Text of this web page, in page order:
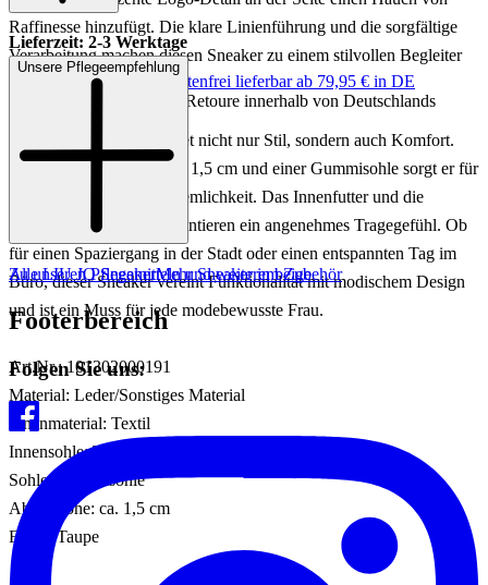
Raffinesse hinzufügt. Die klare Linienführung und die sorgfältige
Verarbeitung machen diesen Sneaker zu einem stilvollen Begleiter
für den Alltag.
Der LEWIS Sneaker bietet nicht nur Stil, sondern auch Komfort.
Mit einer Absatzhöhe von 1,5 cm und einer Gummisohle sorgt er für
optimalen Halt und Bequemlichkeit. Das Innenfutter und die
Innensohle aus Textil garantieren ein angenehmes Tragegefühl. Ob
für einen Spaziergang in der Stadt oder einen entspannten Tag im
Büro, dieser Sneaker vereint Funktionalität mit modischem Design
und ist ein Muss für jede modebewusste Frau.
Art.Nr.: 101302000191
Material: Leder/Sonstiges Material
Innenmaterial: Textil
Innensohle: Textil
Sohle: Gummisohle
Absatzhöhe: ca. 1,5 cm
Farbe: Taupe
Lieferzeit: 2-3 Werktage
Keine Versandkosten:
kostenfrei lieferbar ab 79,95 € in DE
Einfache und Kostenlose Retoure innerhalb von Deutschlands
Unsere Pflegeempfehlung
Zu unseren Pflegemitteln und weiterem Zubehör
Alle LIU JO SneakerMehr Sneaker in beige
Footerbereich
Folgen Sie uns: